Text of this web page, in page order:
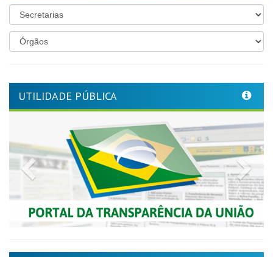
UTILIDADE PÚBLICA
Previous